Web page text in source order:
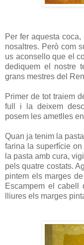
Per fer aquesta
nosaltres. Però com
us aconsello que el
dediquem el nostre
grans mestres del
Primer de tot traiem
full i la deixem
posem les ametlles
Quan ja tenim la
farina la superfície
la pasta amb cura,
pels quatre costats.
pintem els marges
Escampem el cabell
lliures els marges